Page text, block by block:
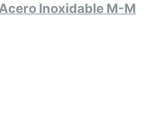
Inoxidable M-M